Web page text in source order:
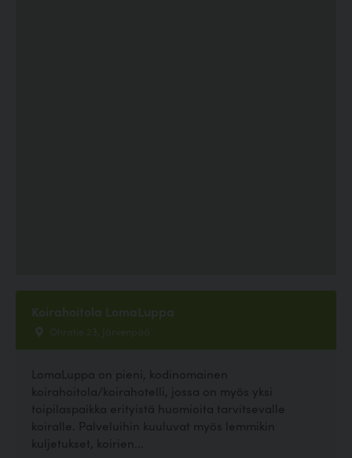
Koirahoitola LomaLuppa
Ohratie 23, Järvenpää
LomaLuppa on pieni, kodinomainen
koirahoitola/koirahotelli, jossa on myös yksi
toipilaspaikka erityistä huomioita tarvitsevalle
koiralle. Palveluihin kuuluvat myös lemmikin
kuljetukset, koirien...